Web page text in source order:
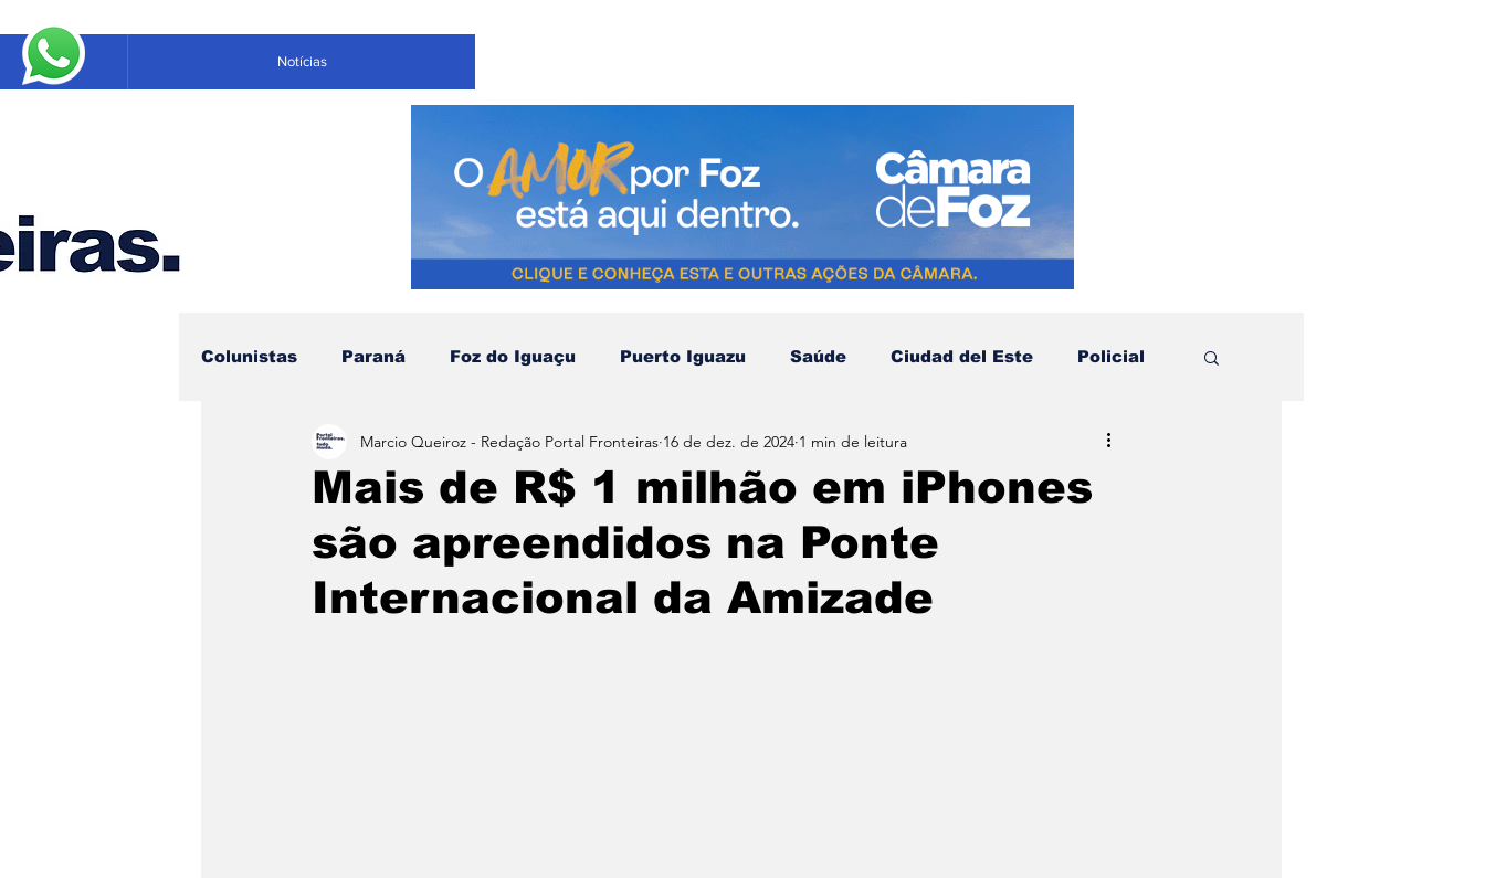
Notícias
Colunistas Paraná Foz do Iguaçu Puerto Iguazu Saúde Ciudad del Este Policial
Educação Negócios Compras no Paraguai Esporte Turismo Política
Fronteiras Brasil Mundo Paraguai Argentina noticias
Mais de R$ 1 milhão em iPhones
são apreendidos na Ponte
Internacional da Amizade
Marcio Queiroz - Redação Portal Fronteiras 16 de dez. de 2024 1 min de leitura